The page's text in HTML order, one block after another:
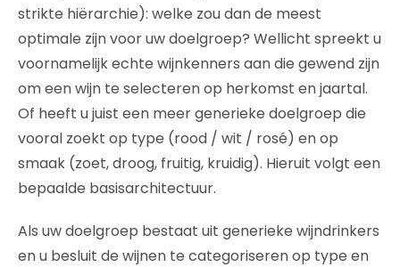
strikte hiërarchie): welke zou dan de meest
optimale zijn voor uw doelgroep? Wellicht spreekt u
voornamelijk echte wijnkenners aan die gewend zijn
om een wijn te selecteren op herkomst en jaartal.
Of heeft u juist een meer generieke doelgroep die
vooral zoekt op type (rood / wit / rosé) en op
smaak (zoet, droog, fruitig, kruidig). Hieruit volgt een
bepaalde basisarchitectuur.
Als uw doelgroep bestaat uit generieke wijndrinkers
en u besluit de wijnen te categoriseren op type en